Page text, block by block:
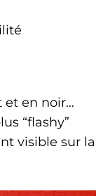
et en noir…
“flashy”
visible sur la